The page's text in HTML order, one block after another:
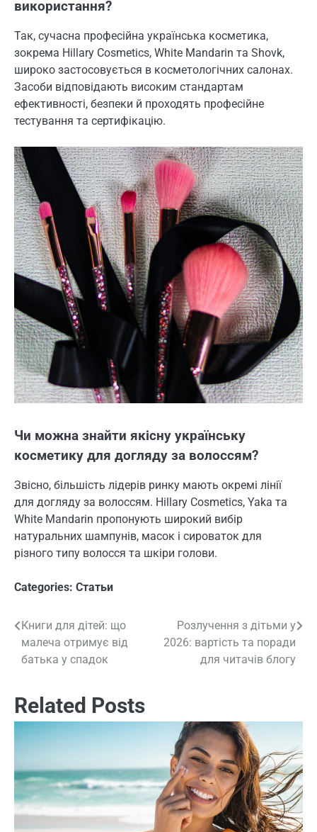
використання?
Так, сучасна професійна українська косметика,
зокрема Hillary Cosmetics, White Mandarin та Shovk,
широко застосовується в косметологічних салонах.
Засоби відповідають високим стандартам
ефективності, безпеки й проходять професійне
тестування та сертифікацію.
Чи можна знайти якісну українську
косметику для догляду за волоссям?
Звісно, більшість лідерів ринку мають окремі лінії
для догляду за волоссям. Hillary Cosmetics, Yaka та
White Mandarin пропонують широкий вибір
натуральних шампунів, масок і сироваток для
різного типу волосся та шкіри голови.
Categories: Статьи
Навигация
по
Книги для дітей: що
малеча отримує від
батька у спадок
Розлучення з дітьми у
2026: вартість та поради
для читачів блогу
Related Posts